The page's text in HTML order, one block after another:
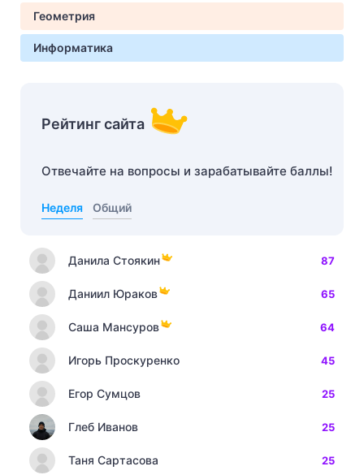
Геометрия
Информатика
Рейтинг сайта
Отвечайте на вопросы и зарабатывайте баллы!
Неделя Общий
Данила Стоякин 87
Даниил Юраков 65
Саша Мансуров 64
Игорь Проскуренко 45
Егор Сумцов 25
Глеб Иванов 25
Таня Сартасова 25